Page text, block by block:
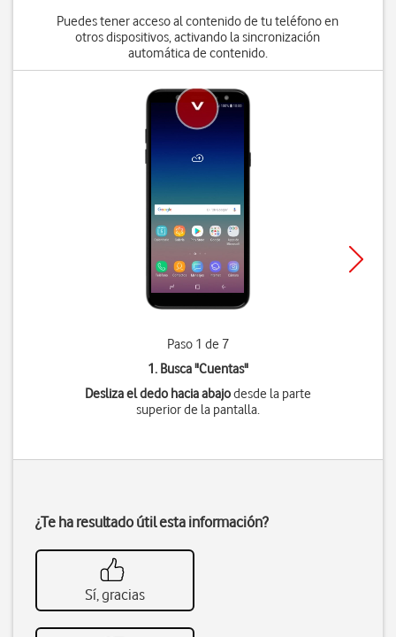
Puedes tener acceso al contenido de tu teléfono en
otros dispositivos, activando la sincronización
automática de contenido.
Paso 1 de 7
1. Busca "Cuentas"
Desliza el dedo hacia abajodesde la parte
superior de la pantalla.
¿Te ha resultado útil esta información?
Sí, gracias